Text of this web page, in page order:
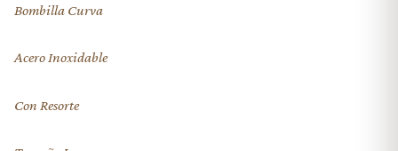
Bombilla Curva
Acero Inoxidable
Con Resorte